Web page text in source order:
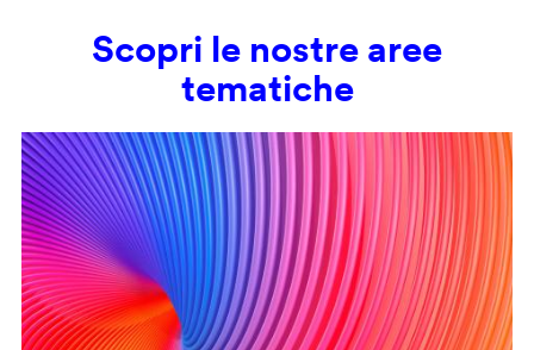
Scopri le nostre aree
tematiche